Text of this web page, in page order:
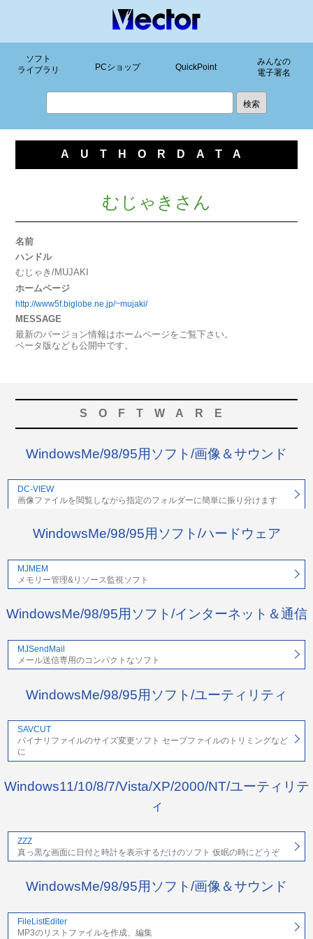
ソフト
ライブラリ
PCショップ QuickPoint
みんなの
電子署名
AUTHORDATA
むじゃきさん
名前
ハンドル
むじゃき/MUJAKI
ホームページ
http://www5f.biglobe.ne.jp/~mujaki/
MESSAGE
最新のバージョン情報はホームページをご覧下さい。
ベータ版なども公開中です。
SOFTWARE
WindowsMe/98/95用ソフト/画像＆サウンド
DC-VIEW
画像ファイルを閲覧しながら指定のフォルダーに簡単に振り分けます
WindowsMe/98/95用ソフト/ハードウェア
MJMEM
メモリー管理&リソース監視ソフト
WindowsMe/98/95用ソフト/インターネット＆通信
MJSendMail
メール送信専用のコンパクトなソフト
WindowsMe/98/95用ソフト/ユーティリティ
SAVCUT
バイナリファイルのサイズ変更ソフト セーブファイルのトリミングなど
に
Windows11/10/8/7/Vista/XP/2000/NT/ユーティリテ
ィ
ZZZ
真っ黒な画面に日付と時計を表示するだけのソフト 仮眠の時にどうぞ
WindowsMe/98/95用ソフト/画像＆サウンド
FileListEditer
MP3のリストファイルを作成、編集